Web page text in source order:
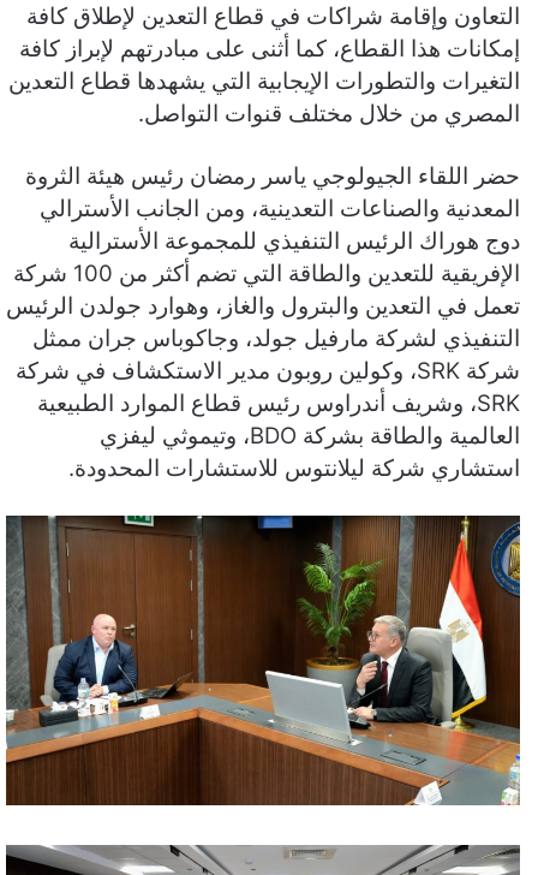
التعاون وإقامة شراكات في قطاع التعدين لإطلاق كافة
إمكانات هذا القطاع، كما أثنى على مبادرتهم لإبراز كافة
التغيرات والتطورات الإيجابية التي يشهدها قطاع التعدين
المصري من خلال مختلف قنوات التواصل.
حضر اللقاء الجيولوجي ياسر رمضان رئيس هيئة الثروة
المعدنية والصناعات التعدينية، ومن الجانب الأسترالي
دوج هوراك الرئيس التنفيذي للمجموعة الأسترالية
الإفريقية للتعدين والطاقة التي تضم أكثر من 100 شركة
تعمل في التعدين والبترول والغاز، وهوارد جولدن الرئيس
التنفيذي لشركة مارفيل جولد، وجاكوباس جران ممثل
شركة SRK، وكولين روبون مدير الاستكشاف في شركة
SRK، وشريف أندراوس رئيس قطاع الموارد الطبيعية
العالمية والطاقة بشركة BDO، وتيموثي ليفزي
استشاري شركة ليلانتوس للاستشارات المحدودة.